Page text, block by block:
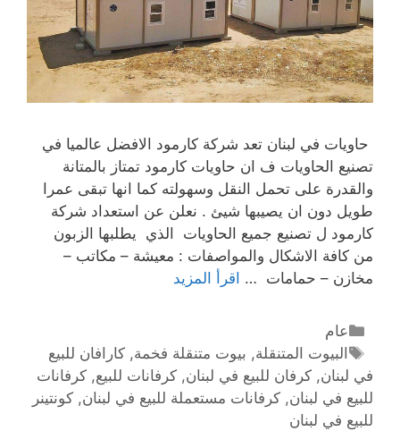
حاويات في لبنان تعد شركة كارمود الافضل عالميا في
تصنيع الحاويات ف ان حاويات كارمود تمتاز بالمتانة
والقدرة على تحمل النقل وسهولته كما انها تبقى عمرا
طويل دون ان يصيبها شيئ . نعلن عن استعداد شركة
كارمود ل تصنيع جميع الحاويات الذي يطلبها الزبون
من كافة الاشكال والمواصفات : معيشة – مكاتب –
مخازن – حمامات … اقرأ المزيد
عام
البيوت المتنقلة, بيوت متنقلة فخمة, كارافان للبيع
في لبنان, كرفان للبيع في لبنان, كرفانات للبيع, كرفانات
للبيع في لبنان, كرفانات مستعملة للبيع في لبنان, كونتينر
للبيع في لبنان